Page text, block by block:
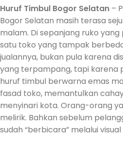
Huruf Timbul Bogor Selatan –
Bogor Selatan masih terasa
malam. Di sepanjang ruko
satu toko yang tampak
jualannya, bukan pula karena
yang terpampang, tapi
huruf timbul berwarna emas
fasad toko, memantulkan
menyinari kota. Orang-orang
melirik. Bahkan sebelum
sudah “berbicara” melalui